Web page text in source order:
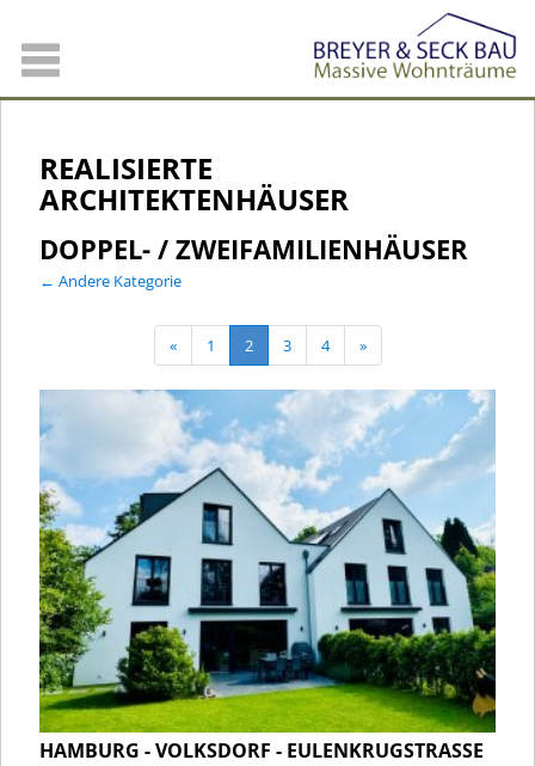
REALISIERTE
ARCHITEKTENHÄUSER
DOPPEL- / ZWEIFAMILIENHÄUSER
← Andere Kategorie
« 1 2 3 4 »
HAMBURG - VOLKSDORF - EULENKRUGSTRASSE